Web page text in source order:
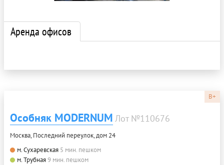
Аренда офисов
B+
Особняк MODERNUM Лот №110676
Москва, Последний переулок, дом 24
м. Сухаревская 5 мин. пешком
м. Трубная9 мин. пешком